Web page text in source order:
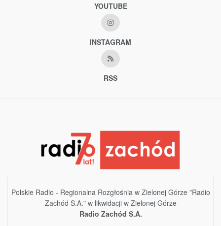
YOUTUBE
INSTAGRAM
RSS
Polskie Radio - Regionalna Rozgłośnia w Zielonej Górze "Radio
Zachód S.A." w likwidacji w Zielonej Górze
Radio Zachód S.A.